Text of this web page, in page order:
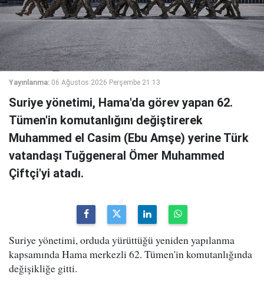
Yayınlanma: 06 Ağustos 2026 Perşembe 21:13
Suriye yönetimi, Hama'da görev yapan 62.
Tümen'in komutanlığını değiştirerek
Muhammed el Casim (Ebu Amşe) yerine Türk
vatandaşı Tuğgeneral Ömer Muhammed
Çiftçi'yi atadı.
Suriye yönetimi, orduda yürüttüğü yeniden yapılanma
kapsamında Hama merkezli 62. Tümen'in komutanlığında
değişikliğe gitti.